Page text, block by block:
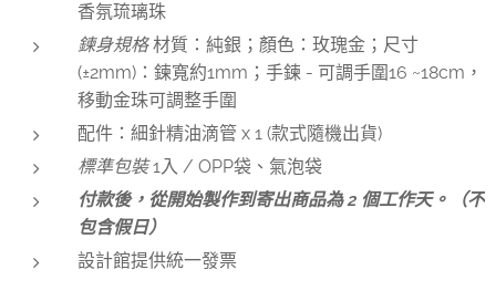
香氛琉璃珠
鍊身規格材質：純銀；顏色：玫瑰金；尺寸
(±2mm)：鍊寬約1mm；手鍊 - 可調手圍16 ~18cm，
移動金珠可調整手圍
配件：細針精油滴管 x 1 (款式隨機出貨)
標準包裝1入 / OPP袋、氣泡袋
付款後，從開始製作到寄出商品為 2 個工作天。（不
包含假日）
設計館提供統一發票